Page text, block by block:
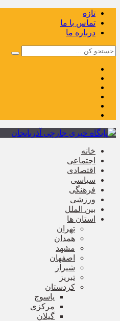
تازه
تماس با ما
درباره ما
خانه
اجتماعی
اقتصادی
سیاسی
فرهنگی
ورزشی
بین الملل
استان ها
تهران
همدان
مشهد
اصفهان
شیراز
تبریز
کردستان
یاسوج
مرکزی
گیلان